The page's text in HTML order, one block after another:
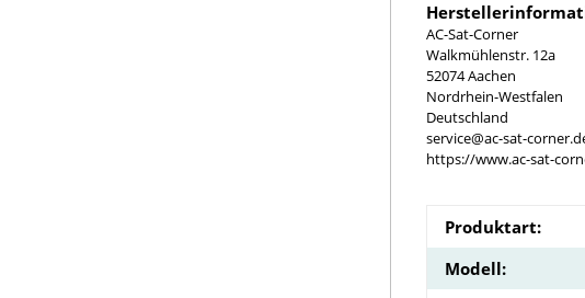
AC-Sat-Corner
Walkmühlenstr. 12a
52074 Aachen
Nordrhein-Westfalen
Deutschland
service@ac-sat-
https://www.ac-sat-
Produktart:
Modell: